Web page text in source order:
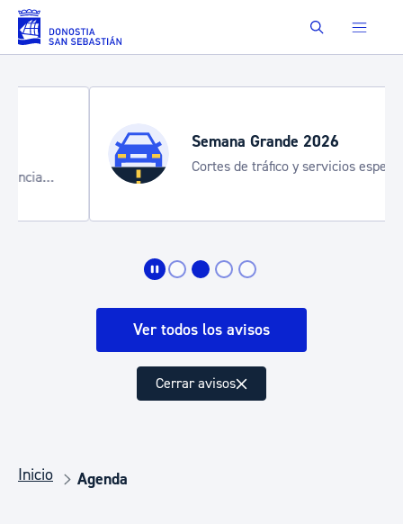
Saltar al contenido principal Buscar
Semana Grande 2026
Cortes de tráfico y servicios especiales
de transporte
Ver todos los avisos
Cerrar avisos
Inicio Agenda